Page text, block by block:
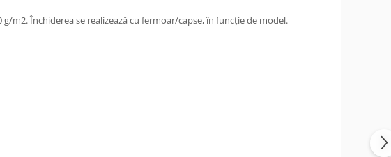
m2. Închiderea se realizează cu fermoar/capse, în funcție de model.